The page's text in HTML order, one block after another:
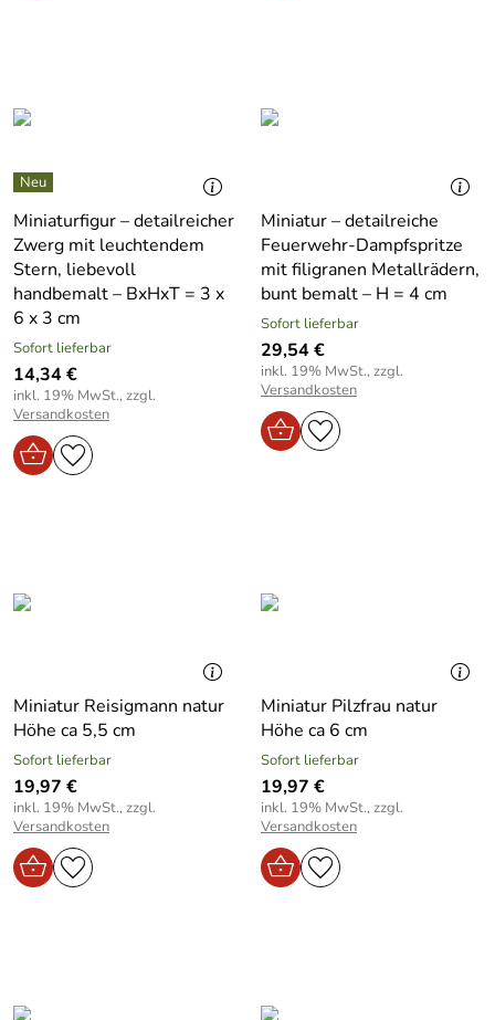
Miniaturfigur – detailreicher
Zwerg mit leuchtendem
Stern, liebevoll
handbemalt – BxHxT = 3 x
6 x 3 cm
Sofort lieferbar
14,34 €
inkl. 19% MwSt., zzgl.
Versandkosten
Miniatur – detailreiche
Feuerwehr-Dampfspritze
mit filigranen Metallrädern,
bunt bemalt – H = 4 cm
Sofort lieferbar
29,54 €
inkl. 19% MwSt., zzgl.
Versandkosten
Miniatur Reisigmann natur
Höhe ca 5,5 cm
Sofort lieferbar
19,97 €
inkl. 19% MwSt., zzgl.
Versandkosten
Miniatur Pilzfrau natur
Höhe ca 6 cm
Sofort lieferbar
19,97 €
inkl. 19% MwSt., zzgl.
Versandkosten